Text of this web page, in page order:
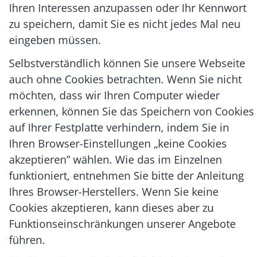
Ihren Interessen anzupassen oder Ihr Kennwort
zu speichern, damit Sie es nicht jedes Mal neu
eingeben müssen.
Selbstverständlich können Sie unsere Webseite
auch ohne Cookies betrachten. Wenn Sie nicht
möchten, dass wir Ihren Computer wieder
erkennen, können Sie das Speichern von Cookies
auf Ihrer Festplatte verhindern, indem Sie in
Ihren Browser-Einstellungen „keine Cookies
akzeptieren” wählen. Wie das im Einzelnen
funktioniert, entnehmen Sie bitte der Anleitung
Ihres Browser-Herstellers. Wenn Sie keine
Cookies akzeptieren, kann dieses aber zu
Funktionseinschränkungen unserer Angebote
führen.